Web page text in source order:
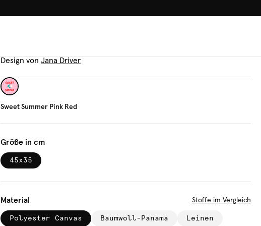
Tischset
Design von Jana Driver
Sweet Summer Pink Red
Größe in cm
45x35
Material Stoffe im Vergleich
Polyester Canvas Baumwoll-Panama Leinen